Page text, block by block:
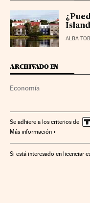
ALBA
ARCHIVADO EN
Economía
Se adhiere a los criterios de
Más información
Si está interesado en licenciar